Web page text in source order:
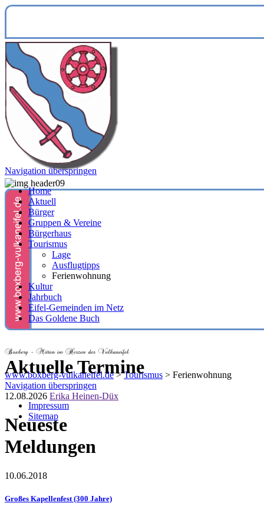
www.boxberg-vulkaneifel.de>Tourismus > Ferienwohnung
Navigation überspringen
Impressum
Sitemap
Navigation überspringen
Home
Aktuell
Bürger
Gruppen & Vereine
Bürgerhaus
Tourismus
Lage
Ausflugtipps
Ferienwohnung
Kultur
Jahrbuch
Eifel-Gemeinden im Netz
Das Goldene Buch
Aktuelle Termine
12.08.2026 Erika Heinen-Düx
Neueste
Meldungen
10.06.2018
Großes Kapellenfest (300 Jahre)